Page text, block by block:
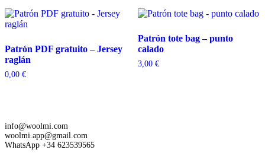
Patrón PDF gratuito – Jersey
raglán
0,00 €
Patrón tote bag – punto
calado
3,00 €
info@woolmi.com
woolmi.app@gmail.com
WhatsApp +34 623539565